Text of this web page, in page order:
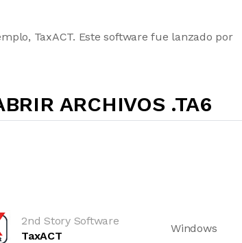
TaxACT. Este software fue lanzado por
ARCHIVOS .TA6
2nd Story Software
TaxACT
Windows